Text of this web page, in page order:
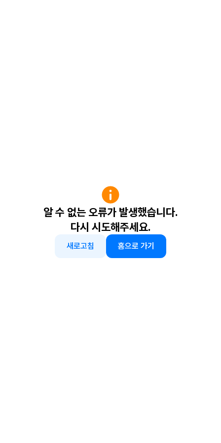
알 수 없는 오류가 발생했습니다.
다시 시도해주세요.
새로고침 홈으로 가기